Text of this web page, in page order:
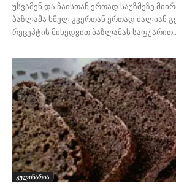
უსვამენ და ჩაისთან ერთად საუზმეზე
ბაზლამა ხმელ კვერთან ერთად ძალიან
რეცეპტის მიხედვით ბაზლამას
კულინარია